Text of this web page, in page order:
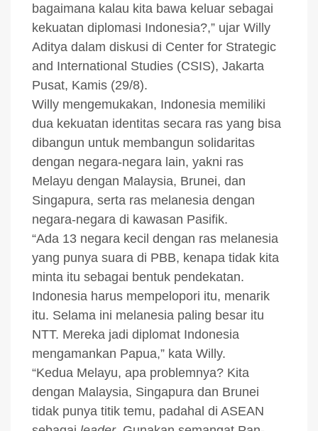
bagaimana kalau kita bawa keluar sebagai
kekuatan diplomasi Indonesia?,” ujar Willy
Aditya dalam diskusi di Center for Strategic
and International Studies (CSIS), Jakarta
Pusat, Kamis (29/8).
Willy mengemukakan, Indonesia memiliki
dua kekuatan identitas secara ras yang bisa
dibangun untuk membangun solidaritas
dengan negara-negara lain, yakni ras
Melayu dengan Malaysia, Brunei, dan
Singapura, serta ras melanesia dengan
negara-negara di kawasan Pasifik.
“Ada 13 negara kecil dengan ras melanesia
yang punya suara di PBB, kenapa tidak kita
minta itu sebagai bentuk pendekatan.
Indonesia harus mempelopori itu, menarik
itu. Selama ini melanesia paling besar itu
NTT. Mereka jadi diplomat Indonesia
mengamankan Papua,” kata Willy.
“Kedua Melayu, apa problemnya? Kita
dengan Malaysia, Singapura dan Brunei
tidak punya titik temu, padahal di ASEAN